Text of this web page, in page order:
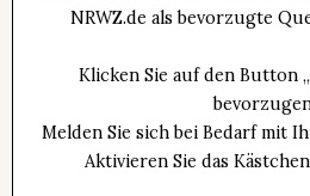
NRWZ.de als bevorzugte
Klicken Sie auf den Button
Melden Sie sich bei Bedarf mit
Aktivieren Sie das